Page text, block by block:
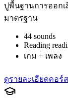
ปูพื้นฐานการออกเ
มาตรฐาน
44 sounds
Reading
เกม + เพลง
ดูรายละเอียดคอร์ส